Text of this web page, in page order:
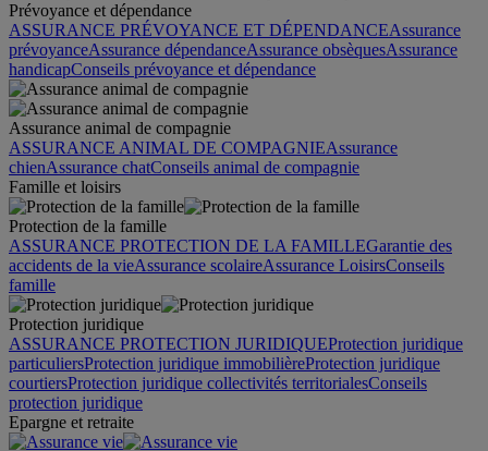
Prévoyance et dépendance
ASSURANCE PRÉVOYANCE ET DÉPENDANCEAssurance
prévoyanceAssurance dépendanceAssurance obsèquesAssurance
handicapConseils prévoyance et dépendance
Assurance animal de compagnie
ASSURANCE ANIMAL DE COMPAGNIEAssurance
chienAssurance chatConseils animal de compagnie
Famille et loisirs
Protection de la famille
ASSURANCE PROTECTION DE LA FAMILLEGarantie des
accidents de la vieAssurance scolaireAssurance LoisirsConseils
famille
Protection juridique
ASSURANCE PROTECTION JURIDIQUEProtection juridique
particuliersProtection juridique immobilièreProtection juridique
courtiersProtection juridique collectivités territorialesConseils
protection juridique
Epargne et retraite